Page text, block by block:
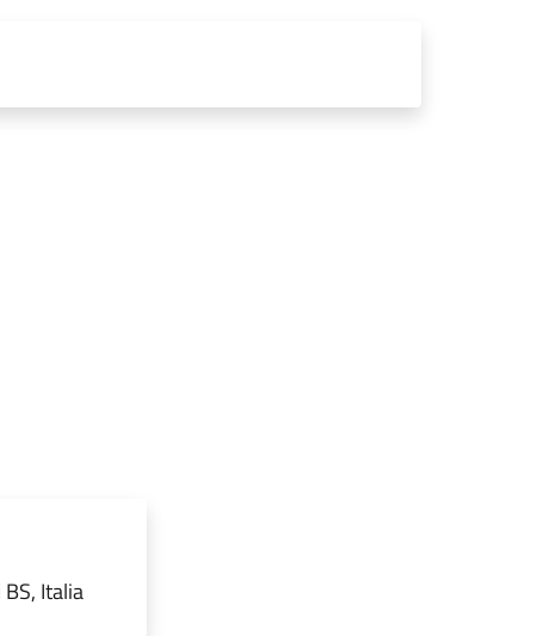
Italia